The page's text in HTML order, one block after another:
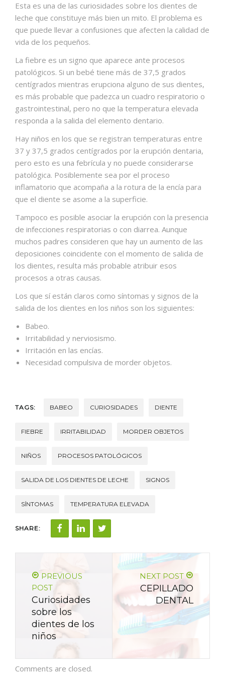
Esta es una de las curiosidades sobre los dientes de
leche que constituye más bien un mito. El problema es
que puede llevar a confusiones que afecten la calidad de
vida de los pequeños.
La fiebre es un signo que aparece ante procesos
patológicos. Si un bebé tiene más de 37,5 grados
centígrados mientras erupciona alguno de sus dientes,
es más probable que padezca un cuadro respiratorio o
gastrointestinal, pero no que la temperatura elevada
responda a la salida del elemento dentario.
Hay niños en los que se registran temperaturas entre
37 y 37,5 grados centígrados por la erupción dentaria,
pero esto es una febrícula y no puede considerarse
patológica. Posiblemente sea por el proceso
inflamatorio que acompaña a la rotura de la encía para
que el diente se asome a la superficie.
Tampoco es posible asociar la erupción con la presencia
de infecciones respiratorias o con diarrea. Aunque
muchos padres consideren que hay un aumento de las
deposiciones coincidente con el momento de salida de
los dientes, resulta más probable atribuir esos
procesos a otras causas.
Los que sí están claros como síntomas y signos de la
salida de los dientes en los niños son los siguientes:
Babeo.
Irritabilidad y nerviosismo.
Irritación en las encías.
Necesidad compulsiva de morder objetos.
TAGS: BABEO CURIOSIDADES DIENTE
FIEBRE IRRITABILIDAD MORDER OBJETOS
NIÑOS PROCESOS PATOLÓGICOS
SALIDA DE LOS DIENTES DE LECHE SIGNOS
SÍNTOMAS TEMPERATURA ELEVADA
SHARE:
PREVIOUS
POST
Curiosidades
sobre los
dientes de los
niños
NEXT POST
CEPILLADO
DENTAL
Comments are closed.